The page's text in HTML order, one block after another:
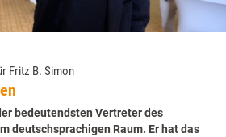
Fritz B. Simon
bedeutendsten Vertreter des
deutschsprachigen Raum. Er hat das